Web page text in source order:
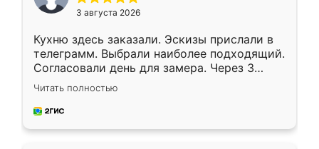
3 августа 2026
Кухню здесь заказали. Эскизы прислали в
телеграмм. Выбрали наиболее подходящий.
Согласовали день для замера. Через 3
недели кухня была уже готова. Остались
довольны работой. Спасибо Ренессанс
мебель за качественную работу!
Читать полностью